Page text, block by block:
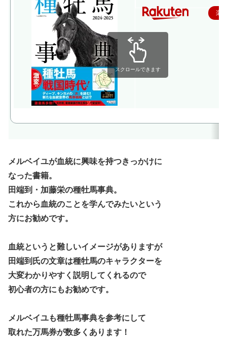
楽
スクロールできます
メルベイユが血統に興味を持つきっかけに
なった書籍。
田端到・加藤栄の種牡馬事典。
これから血統のことを学んでみたいという
方にお勧めです。
血統というと難しいイメージがありますが
田端到氏の文章は種牡馬のキャラクターを
大変わかりやすく説明してくれるので
初心者の方にもお勧めです。
メルベイユも種牡馬事典を参考にして
取れた万馬券が数多くあります！